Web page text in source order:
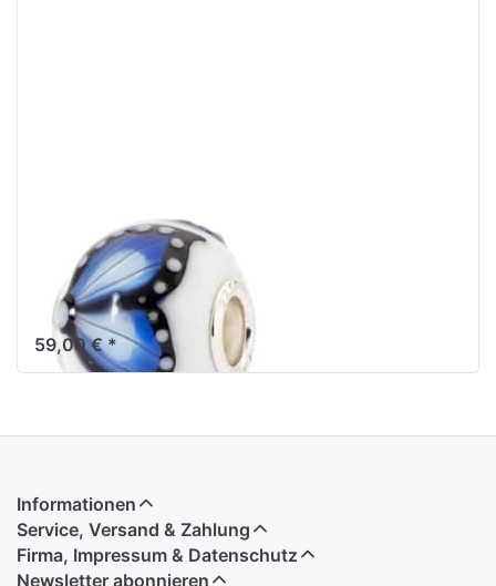
Freiheit -
Limited Edition
TGLBE-30193
59,00 € *
Informationen
Service, Versand & Zahlung
Firma, Impressum & Datenschutz
Newsletter abonnieren